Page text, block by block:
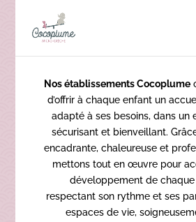
Nos établissements Cocoplume
d’offrir à chaque enfant un
adapté à ses besoins, dans un
sécurisant et bienveillant.
encadrante, chaleureuse et
mettons tout en œuvre pour
développement de chaque
respectant son rythme et ses
espaces de vie,